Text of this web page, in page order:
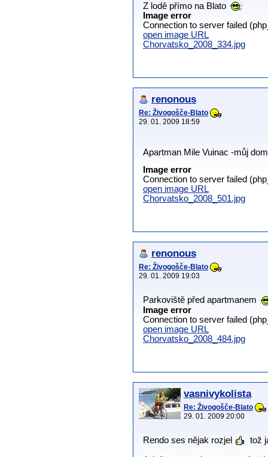
Z lodě přímo na Blato
Image error
Connection to server failed
open image URL
Chorvatsko_2008_334.jpg
renonous
Re: Živogošče-Blato
29. 01. 2009 18:59
Apartman Mile Vuinac -můj
Image error
Connection to server failed
open image URL
Chorvatsko_2008_501.jpg
renonous
Re: Živogošče-Blato
29. 01. 2009 19:03
Parkoviště před apartmanem
Image error
Connection to server failed
open image URL
Chorvatsko_2008_484.jpg
vasnivykolista
Re: Živogošče-Blato
29. 01. 2009 20:00
Rendo ses nějak rozjel tož